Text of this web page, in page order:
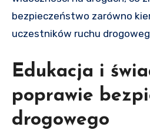
bezpieczeństwo zarówno
uczestników ruchu
Edukacja i
poprawie
drogowego